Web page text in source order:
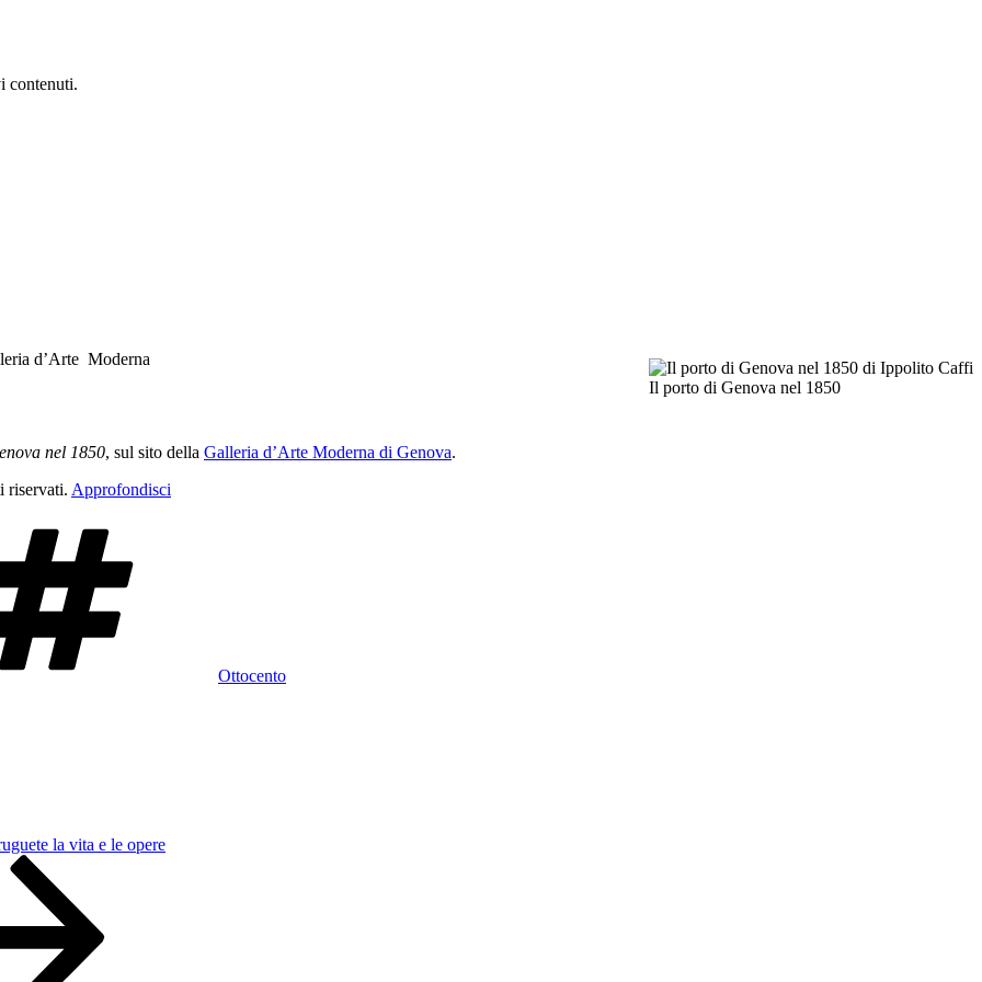
contenuti.
Il porto di Genova nel 1850
d’Arte Moderna
nel 1850, sul sito della Galleria d’Arte Moderna di Genova.
riservati. Approfondisci
Ottocento
la vita e le opere